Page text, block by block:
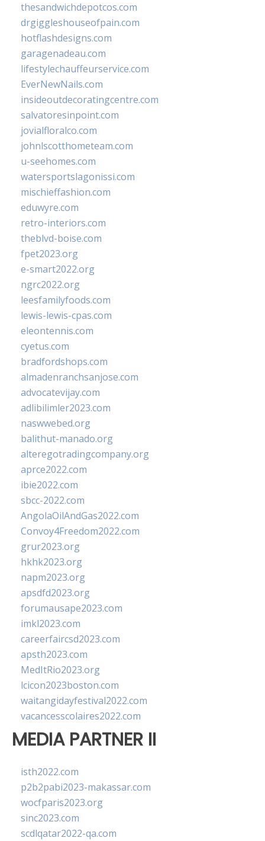
thesandwichdepotcos.com
drgiggleshouseofpain.com
hotflashdesigns.com
garagenadeau.com
lifestylechauffeurservice.com
EverNewNails.com
insideoutdecoratingcentre.com
salvatoresinpoint.com
jovialfloralco.com
johnlscotthometeam.com
u-seehomes.com
watersportslagonissi.com
mischieffashion.com
eduwyre.com
retro-interiors.com
theblvd-boise.com
fpet2023.org
e-smart2022.org
ngrc2022.org
leesfamilyfoods.com
lewis-lewis-cpas.com
eleontennis.com
cyetus.com
bradfordshops.com
almadenranchsanjose.com
advocatevijay.com
adlibilimler2023.com
naswwebed.org
balithut-manado.org
alteregotradingcompany.org
aprce2022.com
ibie2022.com
sbcc-2022.com
AngolaOilAndGas2022.com
Convoy4Freedom2022.com
grur2023.org
hkhk2023.org
napm2023.org
apsdfd2023.org
forumausape2023.com
imkl2023.com
careerfaircsd2023.com
apsth2023.com
MedItRio2023.org
lcicon2023boston.com
waitangidayfestival2022.com
vacancesscolaires2022.com
MEDIA PARTNER II
isth2022.com
p2b2pabi2023-makassar.com
wocfparis2023.org
sinc2023.com
scdlqatar2022-qa.com